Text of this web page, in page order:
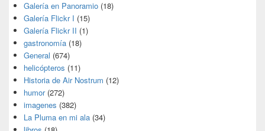
Galería en Panoramio (18)
Galería Flickr I (15)
Galería Flickr II (1)
gastronomía (18)
General (674)
helicópteros (11)
Historia de Air Nostrum (12)
humor(272)
imagenes (382)
La Pluma en mi ala (34)